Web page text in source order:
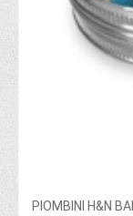
PIOMBINI H&N